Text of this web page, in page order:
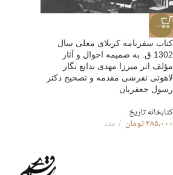
جدید
کتاب سفرنامه کربلای معلی سال
1302 ق. به ضمیمه احوال و آثار
مؤلف اثر میرزا مهدی بدایع نگار
لاهوتی تفرشی مقدمه و تصحیح دکتر
رسول جعفریان
کتابخانه تاریخ
۲۸۵،۰۰۰تومان عدد